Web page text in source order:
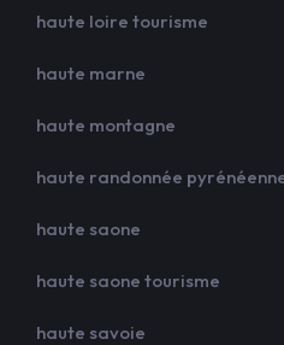
haute loire tourisme
haute marne
haute montagne
haute randonnée
haute saone
haute saone tourisme
haute savoie